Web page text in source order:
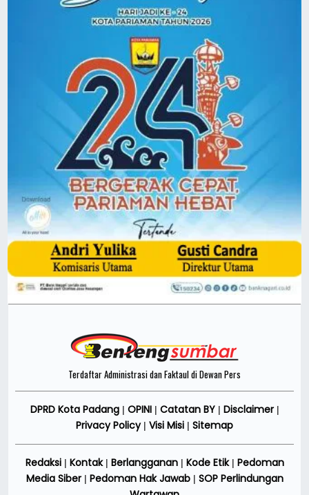
Terdaftar Administrasi dan Faktaul di Dewan Pers
DPRD Kota Padang| OPINI| Catatan BY| Disclaimer|
Privacy Policy| Visi Misi | Sitemap
Redaksi| Kontak| Berlangganan| Kode Etik| Pedoman
Media Siber| Pedoman Hak Jawab| SOP Perlindungan